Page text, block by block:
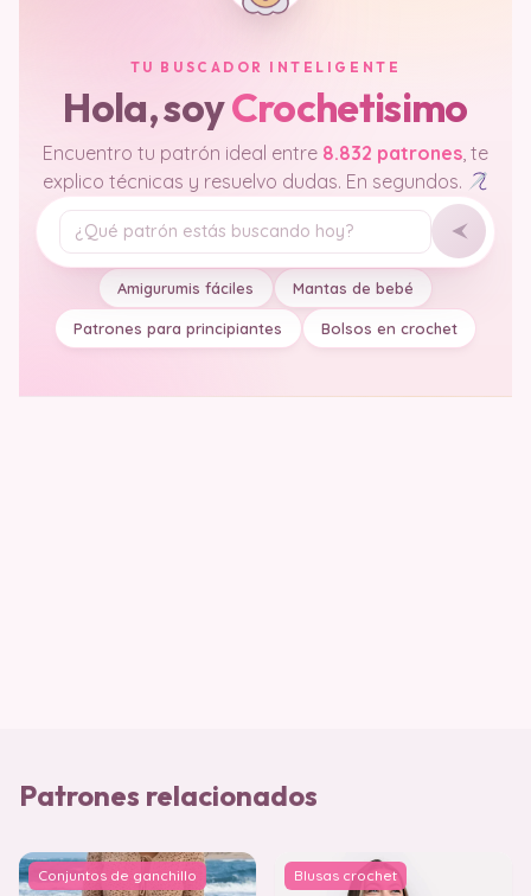
TU BUSCADOR INTELIGENTE
Hola, soyCrochetisimo
Encuentro tu patrón ideal entre 8.832 patrones, te
explico técnicas y resuelvo dudas. En segundos.
Tu pregunta
Amigurumis fáciles Mantas de bebé
Patrones para principiantes Bolsos en crochet
Patrones relacionados
Conjuntos de ganchillo Blusas crochet